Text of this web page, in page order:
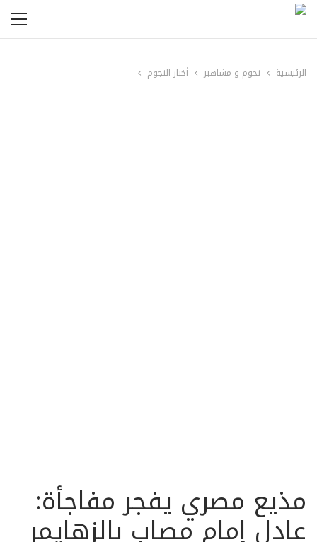
الرئيسية نجوم و مشاهير أخبار النجوم
مذيع مصري يفجر مفاجأة:
عادل إمام مصاب بالزهايمر